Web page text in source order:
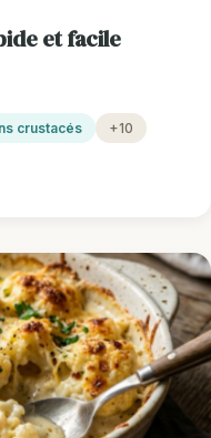
et facile
crustacés +10